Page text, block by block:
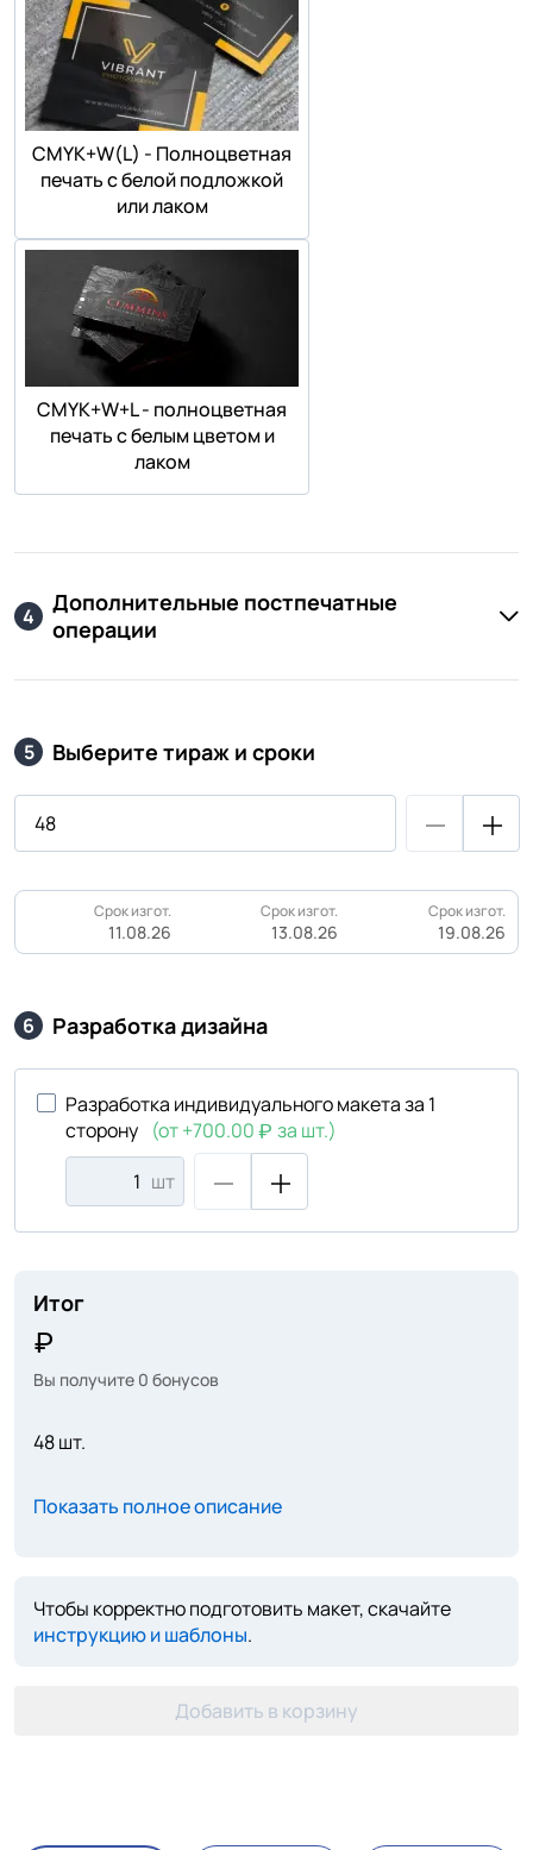
СMYK+W(L) - Полноцветная
печать с белой подложкой
или лаком
СMYK+W+L - полноцветная
печать с белым цветом и
лаком
4
Дополнительные постпечатные
операции
5 Выберите тираж и сроки
Срок изгот.
11.08.26
Срок изгот.
13.08.26
Срок изгот.
19.08.26
6 Разработка дизайна
Разработка индивидуального макета за 1
сторону (от +700.00
за шт.)
шт
Итог
Вы получите 0 бонусов
48 шт.
Показать полное описание
Чтобы корректно подготовить макет, скачайте
инструкцию и шаблоны.
Добавить в корзину